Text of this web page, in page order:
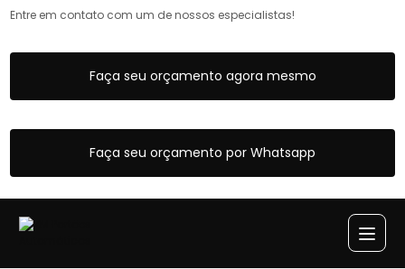
Entre em contato com um de nossos especialistas!
Faça seu orçamento agora mesmo
Faça seu orçamento por Whatsapp